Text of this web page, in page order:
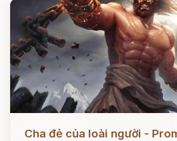
Cha đẻ của loài người -